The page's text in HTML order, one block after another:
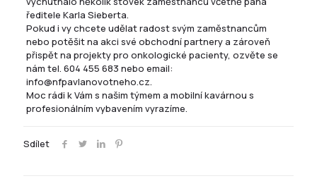
ředitele Karla Sieberta.
Pokud i vy chcete udělat radost svým zaměstnancům
nebo potěšit na akci své obchodní partnery a zároveň
přispět na projekty pro onkologické pacienty, ozvěte se
nám tel. 604 455 683 nebo email:
info@nfpavlanovotneho.cz.
Moc rádi k Vám s našim týmem a mobilní kavárnou s
profesionálním vybavením vyrazíme.
Sdílet